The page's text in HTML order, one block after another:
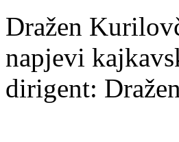
Dražen
napjevi
dirigent: